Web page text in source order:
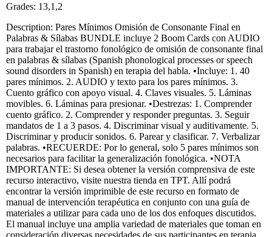
Grades: 13,1,2
Description: Pares Mínimos Omisión de Consonante Final en
Palabras & Sílabas BUNDLE incluye 2 Boom Cards con AUDIO
para trabajar el trastorno fonológico de omisión de consonante final
en palabras & sílabas (Spanish phonological processes or speech
sound disorders in Spanish) en terapia del habla. •Incluye: 1. 40
pares mínimos. 2. AUDIO y texto para los pares mínimos. 3.
Cuento gráfico con apoyo visual. 4. Claves visuales. 5. Láminas
movibles. 6. Láminas para presionar. •Destrezas: 1. Comprender
cuento gráfico. 2. Comprender y responder preguntas. 3. Seguir
mandatos de 1 a 3 pasos. 4. Discriminar visual y auditivamente. 5.
Discriminar y producir sonidos. 6. Parear y clasificar. 7. Verbalizar
palabras. •RECUERDE: Por lo general, solo 5 pares mínimos son
necesarios para facilitar la generalización fonológica. •NOTA
IMPORTANTE: Si desea obtener la versión comprensiva de este
recurso interactivo, visite nuestra tienda en TPT. Allí podrá
encontrar la versión imprimible de este recurso en formato de
manual de intervención terapéutica en conjunto con una guía de
materiales a utilizar para cada uno de los dos enfoques discutidos.
El manual incluye una amplia variedad de materiales que toman en
consideración diversas necesidades de sus participantes en terapia.